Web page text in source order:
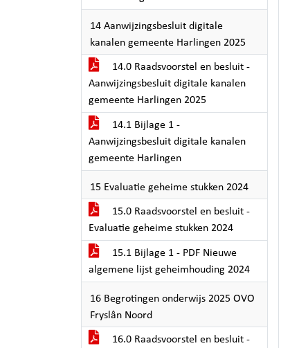
14 Aanwijzingsbesluit digitale
kanalen gemeente Harlingen 2025
14.0 Raadsvoorstel en besluit -
Aanwijzingsbesluit digitale kanalen
gemeente Harlingen 2025
14.1 Bijlage 1 -
Aanwijzingsbesluit digitale kanalen
gemeente Harlingen
15 Evaluatie geheime stukken 2024
15.0 Raadsvoorstel en besluit -
Evaluatie geheime stukken 2024
15.1 Bijlage 1 - PDF Nieuwe
algemene lijst geheimhouding 2024
16 Begrotingen onderwijs 2025 OVO
Fryslân Noord
16.0 Raadsvoorstel en besluit -